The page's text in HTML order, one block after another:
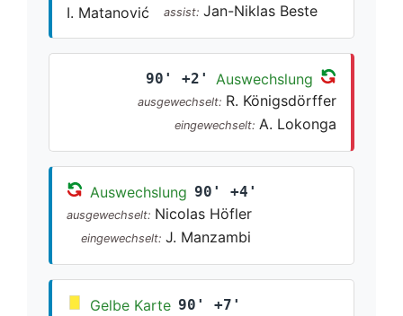
I. Matanović assist: Jan-Niklas Beste
90' +2' Auswechslung
ausgewechselt: R. Königsdörffer
eingewechselt: A. Lokonga
Auswechslung 90' +4'
ausgewechselt: Nicolas Höfler
eingewechselt: J. Manzambi
Gelbe Karte 90' +7'